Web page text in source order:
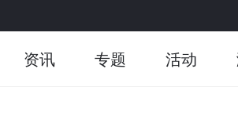
资讯 专题 活动